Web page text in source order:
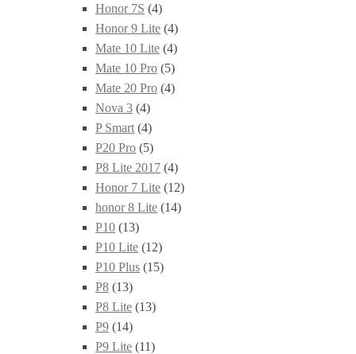
Honor 7S (4)
Honor 9 Lite (4)
Mate 10 Lite (4)
Mate 10 Pro (5)
Mate 20 Pro (4)
Nova 3 (4)
P Smart (4)
P20 Pro (5)
P8 Lite 2017 (4)
Honor 7 Lite (12)
honor 8 Lite (14)
P10 (13)
P10 Lite (12)
P10 Plus (15)
P8 (13)
P8 Lite (13)
P9 (14)
P9 Lite (11)